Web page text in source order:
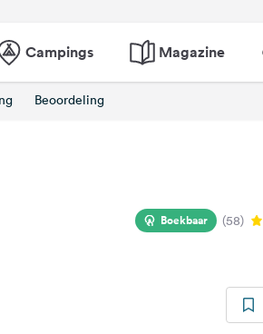
Campings Magazine
Beoordeling
Boekbaar (58)